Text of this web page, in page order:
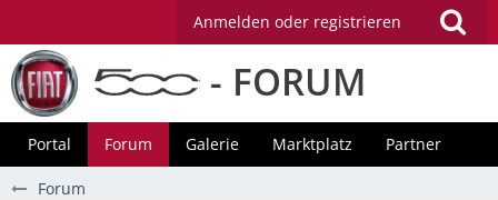
Anmelden oder registrieren
- FORUM
Portal Forum Galerie Marktplatz Partner
Forum